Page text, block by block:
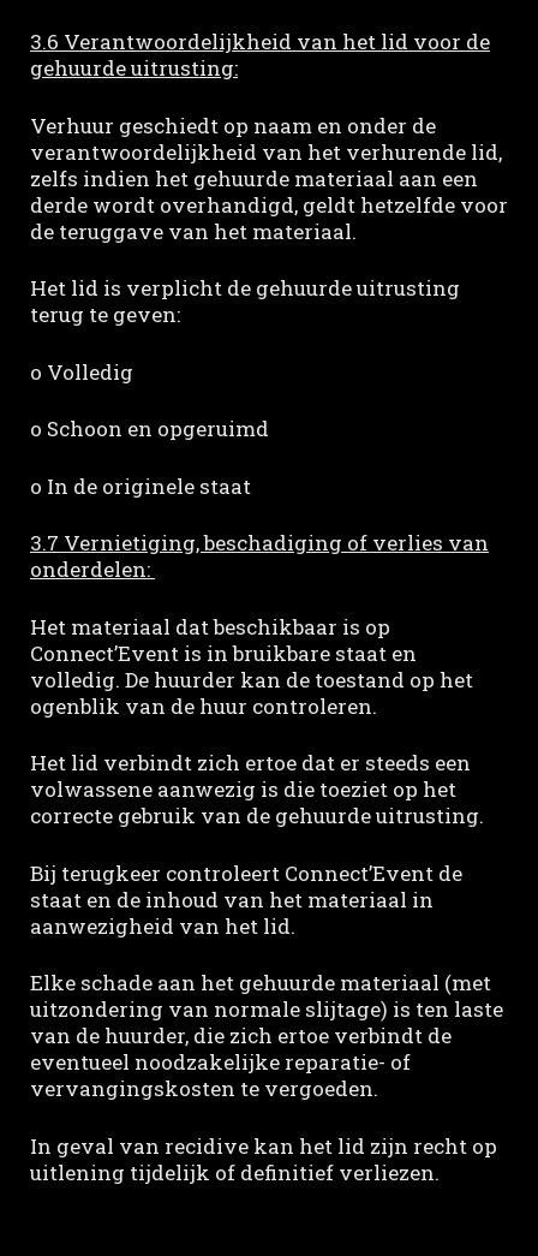
3.6 Verantwoordelijkheid van het lid voor de
gehuurde uitrusting:
Verhuur geschiedt op naam en onder de
verantwoordelijkheid van het verhurende lid,
zelfs indien het gehuurde materiaal aan een
derde wordt overhandigd, geldt hetzelfde voor
de teruggave van het materiaal.
Het lid is verplicht de gehuurde uitrusting
terug te geven:
o Volledig
o Schoon en opgeruimd
o In de originele staat
3.7 Vernietiging, beschadiging of verlies van
onderdelen:
Het materiaal dat beschikbaar is op
Connect’Event is in bruikbare staat en
volledig. De huurder kan de toestand op het
ogenblik van de huur controleren.
Het lid verbindt zich ertoe dat er steeds een
volwassene aanwezig is die toeziet op het
correcte gebruik van de gehuurde uitrusting.
Bij terugkeer controleert Connect’Event de
staat en de inhoud van het materiaal in
aanwezigheid van het lid.
Elke schade aan het gehuurde materiaal (met
uitzondering van normale slijtage) is ten laste
van de huurder, die zich ertoe verbindt de
eventueel noodzakelijke reparatie- of
vervangingskosten te vergoeden.
In geval van recidive kan het lid zijn recht op
uitlening tijdelijk of definitief verliezen.